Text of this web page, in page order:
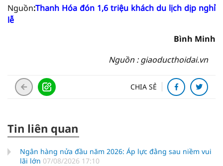
Nguồn:Thanh Hóa đón 1,6 triệu khách du lịch dịp nghỉ
lễ
Bình Minh
Nguồn : giaoducthoidai.vn
CHIA SẺ
Tin liên quan
Ngân hàng nửa đầu năm 2026: Áp lực đằng sau niềm vui
lãi lớn 07/08/2026 17:10